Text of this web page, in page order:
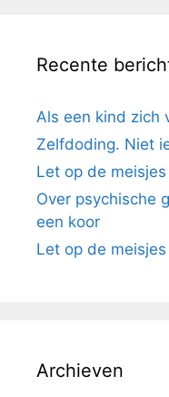
Recente
Als een kind zich
Zelfdoding. Niet
Let op de meisjes
Over psychische
een koor
Let op de meisjes
Archieven